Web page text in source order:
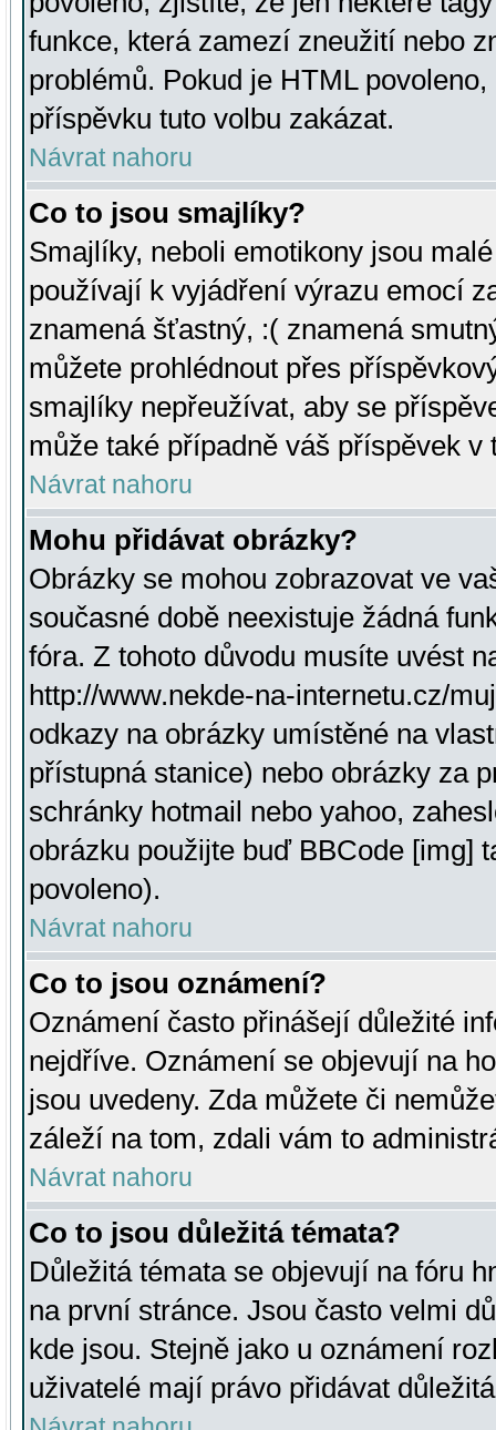
funkce, která zamezí zneužití nebo
problémů. Pokud je HTML
příspěvku tuto volbu zakázat.
Návrat nahoru
Co to jsou smajlíky?
Smajlíky, neboli emotikony jsou
používají k vyjádření výrazu emocí
znamená šťastný, :( znamená
můžete prohlédnout přes
smajlíky nepřeužívat, aby se
může také případně váš příspěvek v
Návrat nahoru
Mohu přidávat obrázky?
Obrázky se mohou zobrazovat ve
současné době neexistuje žádná
fóra. Z tohoto důvodu musíte uvést
http://www.nekde-na-internetu.cz/
odkazy na obrázky umístěné na
přístupná stanice) nebo obrázky za
schránky hotmail nebo yahoo,
obrázku použijte buď BBCode [img]
povoleno).
Návrat nahoru
Co to jsou oznámení?
Oznámení často přinášejí důležité
nejdříve. Oznámení se objevují na
jsou uvedeny. Zda můžete či
záleží na tom, zdali vám to
Návrat nahoru
Co to jsou důležitá témata?
Důležitá témata se objevují na fóru
na první stránce. Jsou často velmi
kde jsou. Stejně jako u oznámení
uživatelé mají právo přidávat